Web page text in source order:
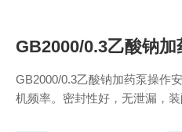
GB2000/0.3乙酸钠加
GB2000/0.3乙酸钠加药泵操作
机频率。密封性好，无泄漏，装